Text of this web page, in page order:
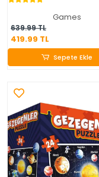
Games
639.99 TL
419.99 TL
419.99 TL
Sepete Ekle